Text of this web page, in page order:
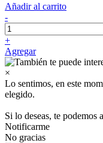
Añadir al carrito
-
+
Agregar
×
Lo sentimos, en este
elegido.
Si lo deseas, te podemos
Notificarme
No gracias